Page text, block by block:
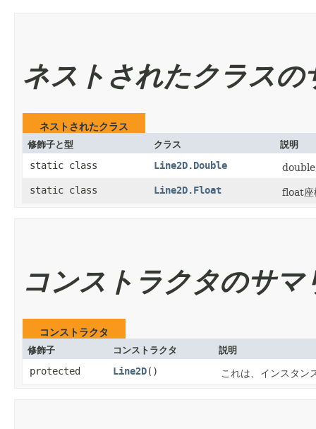
ネストされたクラスの
ネストされたクラス
修飾子と型 クラス 説明
static class Line2D.Double double
static class Line2D.Float float座
コンストラクタのサマ
コンストラクタ
修飾子 コンストラクタ 説明
protected Line2D() これは、インスタン